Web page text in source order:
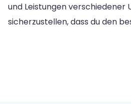
und Leistungen verschiedener
sicherzustellen, dass du den